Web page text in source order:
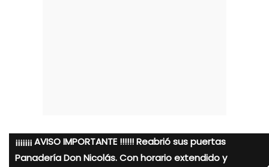
¡¡¡¡¡¡¡ AVISO IMPORTANTE !!!!!! Reabrió sus puertas
Panadería Don Nicolás. Con horario extendido y